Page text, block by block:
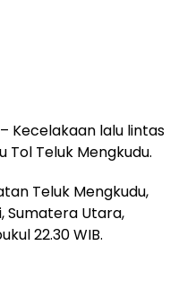
– Kecelakaan lalu lintas
Teluk Mengkudu.
Teluk Mengkudu,
Sumatera Utara,
22.30 WIB.